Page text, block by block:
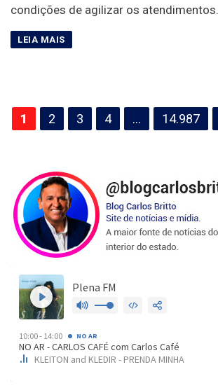
condições de agilizar os atendimentos.
Paginação
de
1 2 3 4 … 14.987